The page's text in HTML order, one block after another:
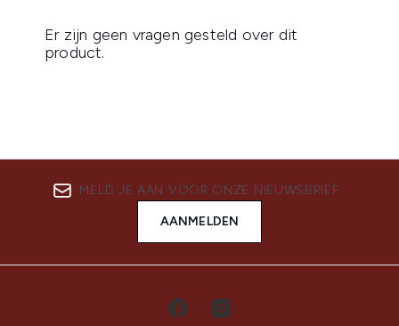
MELD JE AAN VOOR ONZE NIEUWSBRIEF
AANMELDEN